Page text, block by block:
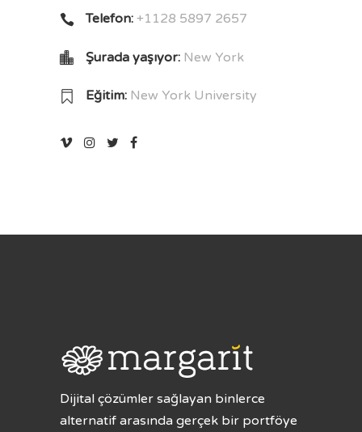
Telefon: +1128 5897 2657
Şurada yaşıyor: New York
Eğitim: New York University
Dijital çözümler sağlayan binlerce
alternatif arasında gerçek bir portföye